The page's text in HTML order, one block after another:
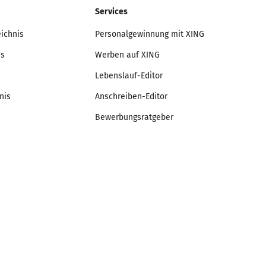
Services
Personalgewinnung mit XING
Werben auf XING
Lebenslauf-Editor
Anschreiben-Editor
Bewerbungsratgeber